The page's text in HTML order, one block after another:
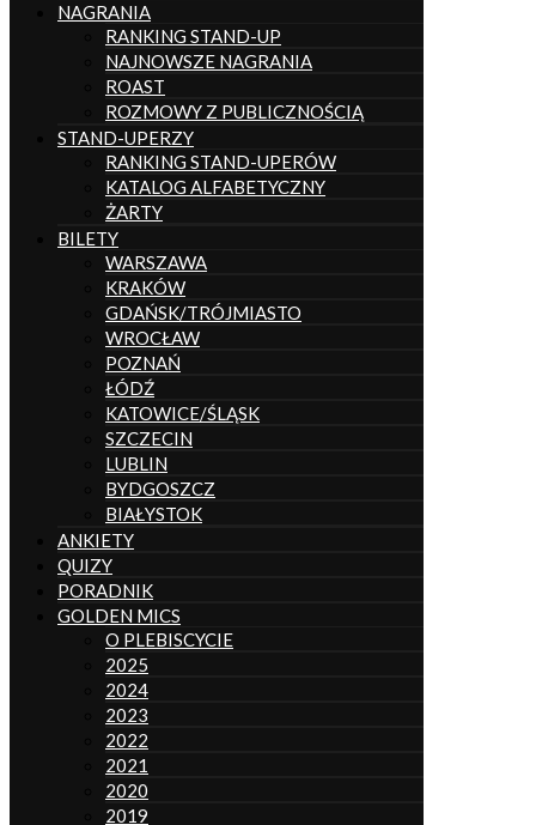
NAGRANIA
RANKING STAND-UP
NAJNOWSZE NAGRANIA
ROAST
ROZMOWY Z PUBLICZNOŚCIĄ
STAND-UPERZY
RANKING STAND-UPERÓW
KATALOG ALFABETYCZNY
ŻARTY
BILETY
WARSZAWA
KRAKÓW
GDAŃSK/TRÓJMIASTO
WROCŁAW
POZNAŃ
ŁÓDŹ
KATOWICE/ŚLĄSK
SZCZECIN
LUBLIN
BYDGOSZCZ
BIAŁYSTOK
ANKIETY
QUIZY
PORADNIK
GOLDEN MICS
O PLEBISCYCIE
2025
2024
2023
2022
2021
2020
2019